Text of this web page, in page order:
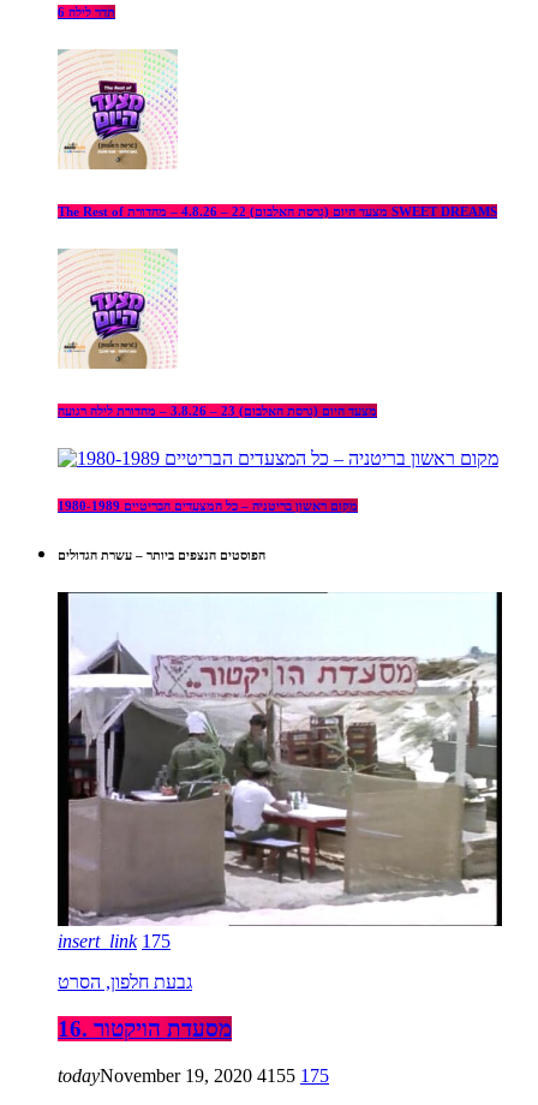
תדר לילה 6
The Rest of מצעד היום (גרסת האלבום) 22 – 4.8.26 – מהדורת SWEET DREAMS
מצעד היום (גרסת האלבום) 23 – 3.8.26 – מהדורת לילה רגועה
מקום ראשון בריטניה – כל המצעדים הבריטיים 1980-1989
הפוסטים הנצפים ביותר – עשרת הגדולים
insert_link 175
גבעת חלפון, הסרט
16. מסעדת הויקטור
todayNovember 19, 2020 4155 175